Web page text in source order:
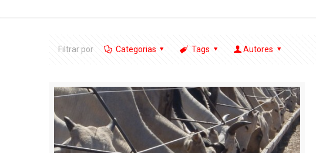
Filtrar por Categorias Tags Autores